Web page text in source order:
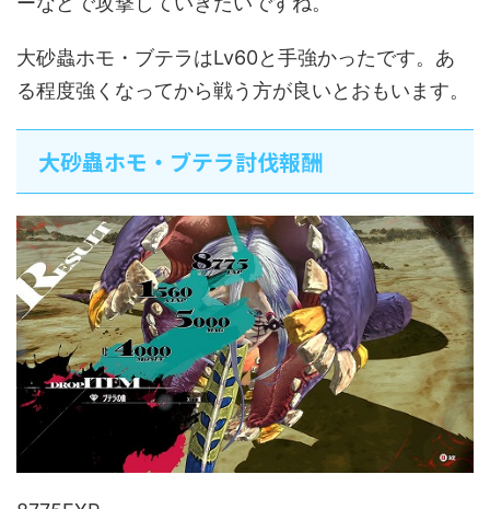
大砂蟲ホモ・ブテラはLv60と手強かったです。あ
る程度強くなってから戦う方が良いとおもいます。
大砂蟲ホモ・ブテラ討伐報酬